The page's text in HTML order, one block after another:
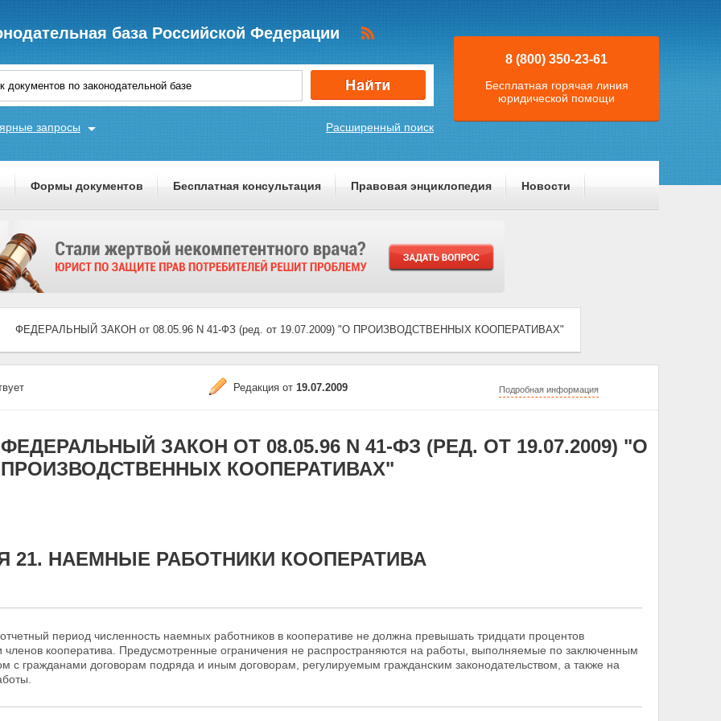
база Российской Федерации
Расширенный поиск
запросы
8 (800) 350-23-61
Бесплатная горячая линия
юридической помощи
Формы документов Бесплатная консультация Правовая энциклопедия Новости
ФЕДЕРАЛЬНЫЙ ЗАКОН от 08.05.96 N 41-ФЗ (ред. от 19.07.2009) "О ПРОИЗВОДСТВЕННЫХ КООПЕРАТИВАХ"
Редакция от 19.07.2009 Подробная информация
ФЕДЕРАЛЬНЫЙ ЗАКОН ОТ 08.05.96 N 41-ФЗ (РЕД. ОТ 19.07.2009) "О
ПРОИЗВОДСТВЕННЫХ КООПЕРАТИВАХ"
21. НАЕМНЫЕ РАБОТНИКИ КООПЕРАТИВА
период численность наемных работников в кооперативе не должна превышать тридцати процентов
членов кооператива. Предусмотренные ограничения не распространяются на работы, выполняемые по заключенным
с гражданами договорам подряда и иным договорам, регулируемым гражданским законодательством, а также на